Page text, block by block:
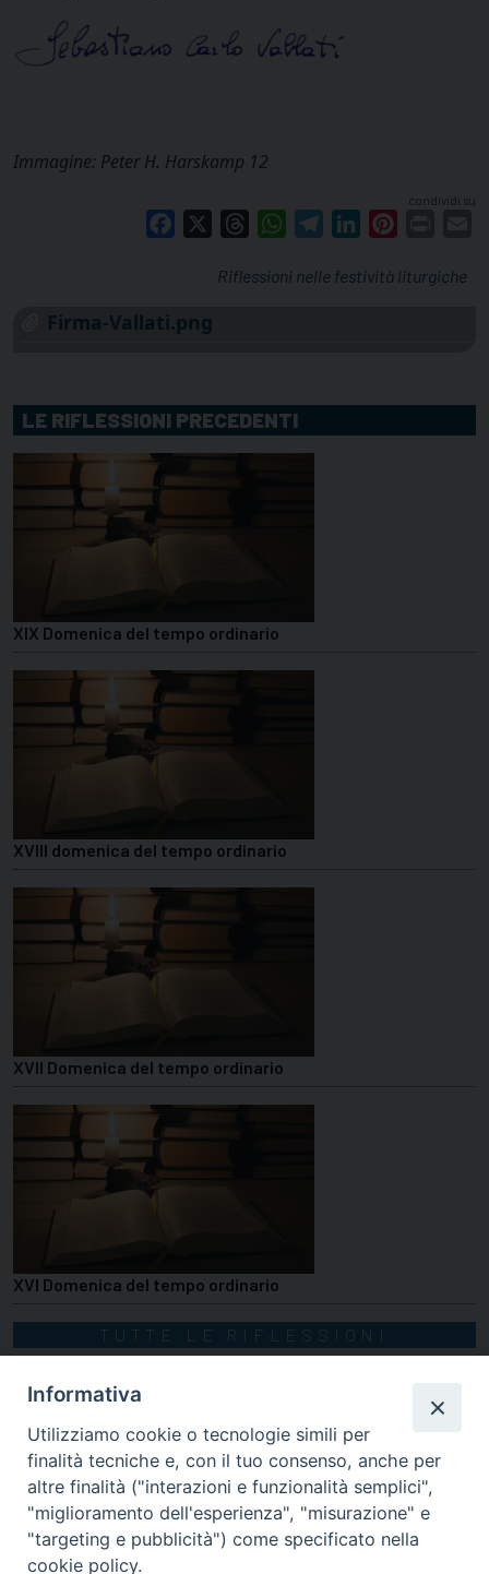
Immagine: Peter H. Harskamp 12
condividi su
Facebook ThreadsWhatsAppTelegramLinkedIn
Riflessioni nelle festività liturgiche
Firma-Vallati.png
LE RIFLESSIONI PRECEDENTI
XIX Domenica del tempo ordinario
XVIII domenica del tempo ordinario
XVII Domenica del tempo ordinario
XVI Domenica del tempo ordinario
TUTTE LE RIFLESSIONI
Informativa
Utilizziamo cookie o tecnologie simili per
finalità tecniche e, con il tuo consenso, anche per
altre finalità ("interazioni e funzionalità semplici",
"miglioramento dell'esperienza", "misurazione" e
"targeting e pubblicità") come specificato nella
cookie policy.